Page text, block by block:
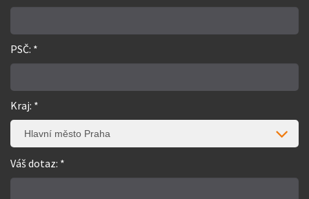
PSČ: *
Kraj: *
Hlavní město Praha
Váš dotaz: *